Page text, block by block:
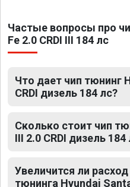
Частые вопросы про
Fe 2.0 CRDI III 184 лс
Что дает чип тюнинг
CRDI дизель 184 лс?
Сколько стоит чип
III 2.0 CRDI дизель 184
Увеличится ли
тюнинга Hyundai